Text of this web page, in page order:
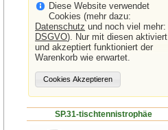
Diese Website verwendet
Cookies (mehr dazu:
Datenschutz und noch viel mehr:
DSGVO). Nur mit diesen aktiviert
und akzeptiert funktioniert der
Warenkorb wie erwartet.
SP.31-tischtennistrophäe